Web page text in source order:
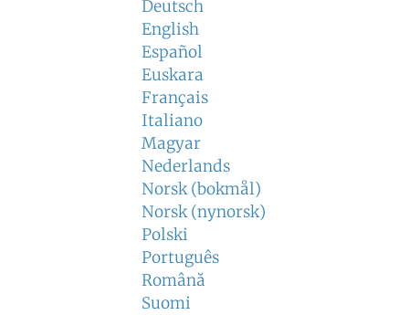
Deutsch
English
Español
Euskara
Français
Italiano
Magyar
Nederlands
Norsk (bokmål)
Norsk (nynorsk)
Polski
Português
Română
Suomi